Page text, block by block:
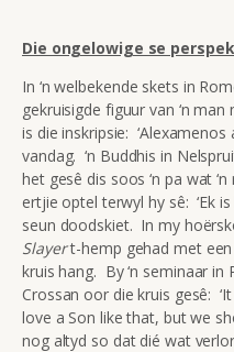
Die ongelowige se
In ‘n welbekende skets in
gekruisigde figuur van ‘n
is die inskripsie: ‘Alexamenos
vandag. ‘n Buddhis in
het gesê dis soos ‘n pa wat
ertjie optel terwyl hy sê: ‘Ek
seun doodskiet. In my
Slayert-hemp gehad met
kruis hang. By ‘n seminaar
Crossan oor die kruis gesê:
love a Son like that, but we
nog altyd so dat dié wat